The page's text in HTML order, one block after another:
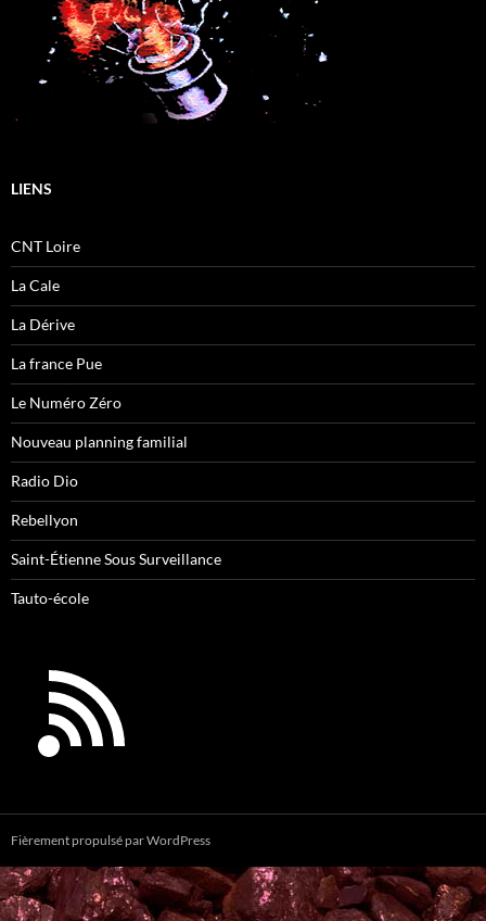
LIENS
CNT Loire
La Cale
La Dérive
La france Pue
Le Numéro Zéro
Nouveau planning familial
Radio Dio
Rebellyon
Saint-Étienne Sous Surveillance
Tauto-école
Fièrement propulsé par WordPress